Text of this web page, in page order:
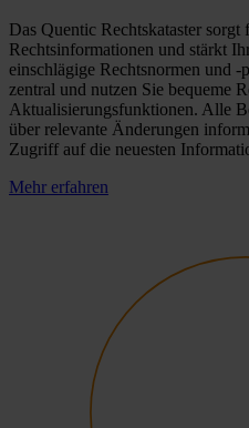
Das Quentic Rechtskataster
Rechtsinformationen und stärkt
einschlägige Rechtsnormen und
zentral und nutzen Sie bequeme
Aktualisierungsfunktionen. Alle
über relevante Änderungen
Zugriff auf die neuesten
Mehr erfahren